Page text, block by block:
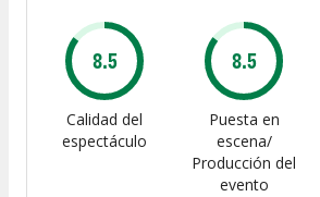
8.5
Calidad del
espectáculo
8.5
Puesta en
escena/
Producción del
evento